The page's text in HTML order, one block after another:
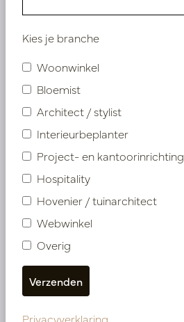
producten
Pot Honey Crème D54 H65
Kies je branche
Woonwinkel
Bloemist
Architect / stylist
Interieurbeplanter
Project- en kantoorinrichting
Hospitality
Hovenier / tuinarchitect
Webwinkel
Overig
Privacyverklaring